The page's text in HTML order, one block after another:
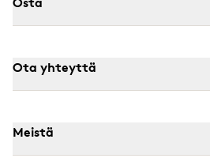
Ota yhteyttä
Meistä